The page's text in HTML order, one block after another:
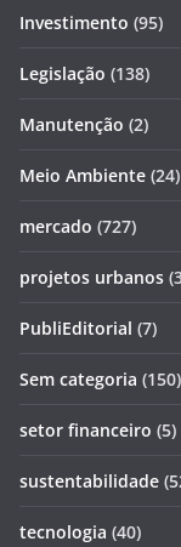
Investimento (95)
Legislação (138)
Manutenção (2)
Meio Ambiente (24)
mercado (727)
projetos urbanos
PubliEditorial (7)
Sem categoria (150)
setor financeiro (5)
sustentabilidade
tecnologia (40)